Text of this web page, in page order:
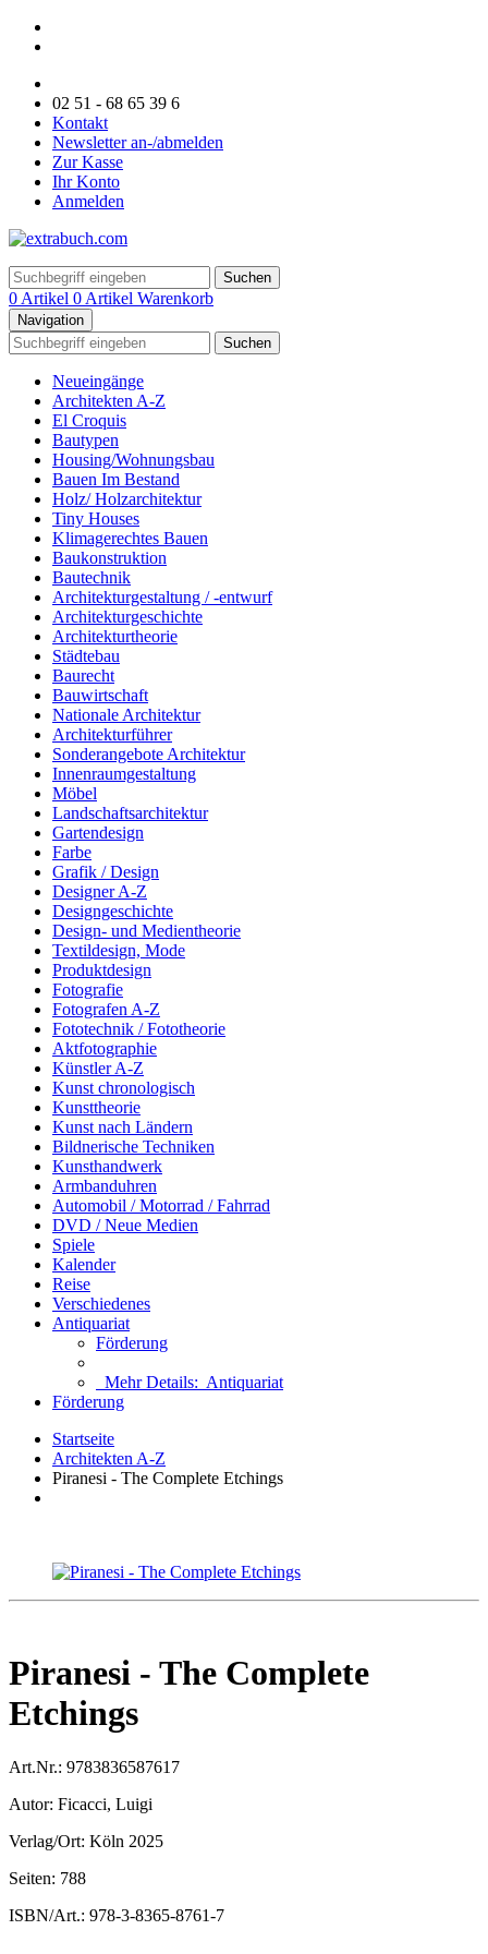
02 51 - 68 65 39 6
Kontakt
Newsletter an-/abmelden
Zur Kasse
Ihr Konto
Anmelden
Suchen
0 Artikel 0 Artikel Warenkorb
Navigation
Suchen
Neueingänge
Architekten A-Z
El Croquis
Bautypen
Housing/Wohnungsbau
Bauen Im Bestand
Holz/ Holzarchitektur
Tiny Houses
Klimagerechtes Bauen
Baukonstruktion
Bautechnik
Architekturgestaltung / -entwurf
Architekturgeschichte
Architekturtheorie
Städtebau
Baurecht
Bauwirtschaft
Nationale Architektur
Architekturführer
Sonderangebote Architektur
Innenraumgestaltung
Möbel
Landschaftsarchitektur
Gartendesign
Farbe
Grafik / Design
Designer A-Z
Designgeschichte
Design- und Medientheorie
Textildesign, Mode
Produktdesign
Fotografie
Fotografen A-Z
Fototechnik / Fototheorie
Aktfotographie
Künstler A-Z
Kunst chronologisch
Kunsttheorie
Kunst nach Ländern
Bildnerische Techniken
Kunsthandwerk
Armbanduhren
Automobil / Motorrad / Fahrrad
DVD / Neue Medien
Spiele
Kalender
Reise
Verschiedenes
Antiquariat
Förderung
Mehr Details: Antiquariat
Förderung
Startseite
Architekten A-Z
Piranesi - The Complete Etchings
Piranesi - The Complete
Etchings
Art.Nr.: 9783836587617
Autor: Ficacci, Luigi
Verlag/Ort: Köln 2025
Seiten: 788
ISBN/Art.: 978-3-8365-8761-7